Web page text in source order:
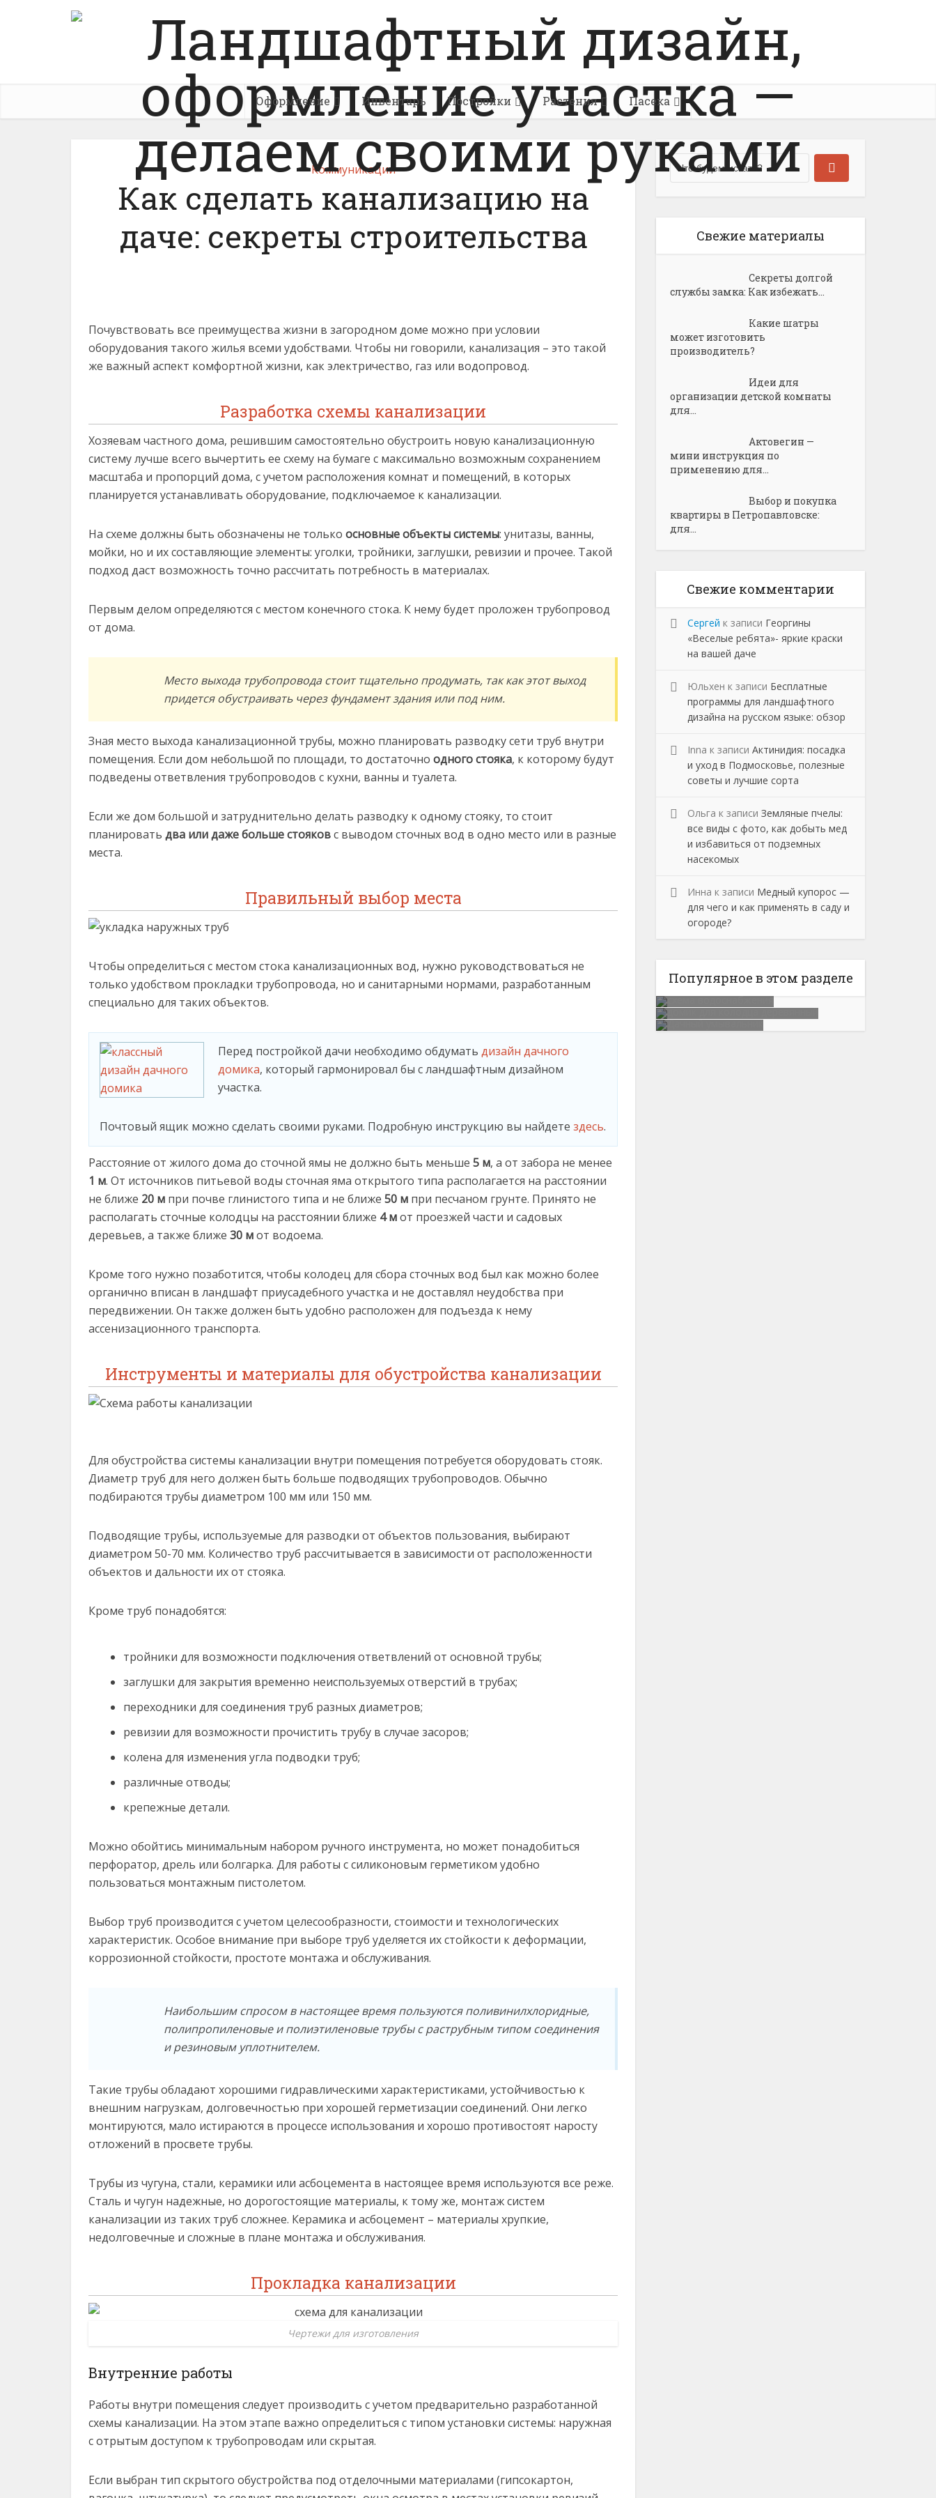
Оформление Инвентарь Постройки Растения Пасека
Коммуникации
Как сделать канализацию на
даче: секреты строительства
Почувствовать все преимущества жизни в загородном доме можно при условии
оборудования такого жилья всеми удобствами. Чтобы ни говорили, канализация – это такой
же важный аспект комфортной жизни, как электричество, газ или водопровод.
Разработка схемы канализации
Хозяевам частного дома, решившим самостоятельно обустроить новую канализационную
систему лучше всего вычертить ее схему на бумаге с максимально возможным сохранением
масштаба и пропорций дома, с учетом расположения комнат и помещений, в которых
планируется устанавливать оборудование, подключаемое к канализации.
На схеме должны быть обозначены не только основные объекты системы: унитазы, ванны,
мойки, но и их составляющие элементы: уголки, тройники, заглушки, ревизии и прочее. Такой
подход даст возможность точно рассчитать потребность в материалах.
Первым делом определяются с местом конечного стока. К нему будет проложен трубопровод
от дома.
Место выхода трубопровода стоит тщательно продумать, так как этот выход
придется обустраивать через фундамент здания или под ним.
Зная место выхода канализационной трубы, можно планировать разводку сети труб внутри
помещения. Если дом небольшой по площади, то достаточно одного стояка, к которому будут
подведены ответвления трубопроводов с кухни, ванны и туалета.
Если же дом большой и затруднительно делать разводку к одному стояку, то стоит
планировать два или даже больше стояковс выводом сточных вод в одно место или в разные
места.
Правильный выбор места
Чтобы определиться с местом стока канализационных вод, нужно руководствоваться не
только удобством прокладки трубопровода, но и санитарными нормами, разработанным
специально для таких объектов.
Перед постройкой дачи необходимо обдумать дизайн дачного
домика, который гармонировал бы с ландшафтным дизайном
участка.
Почтовый ящик можно сделать своими руками. Подробную инструкцию вы найдете здесь.
Расстояние от жилого дома до сточной ямы не должно быть меньше 5 м, а от забора не менее
1 м. От источников питьевой воды сточная яма открытого типа располагается на расстоянии
не ближе 20 м при почве глинистого типа и не ближе 50 м при песчаном грунте. Принято не
располагать сточные колодцы на расстоянии ближе 4 мот проезжей части и садовых
деревьев, а также ближе 30 мот водоема.
Кроме того нужно позаботится, чтобы колодец для сбора сточных вод был как можно более
органично вписан в ландшафт приусадебного участка и не доставлял неудобства при
передвижении. Он также должен быть удобно расположен для подъезда к нему
ассенизационного транспорта.
Инструменты и материалы для обустройства канализации
Для обустройства системы канализации внутри помещения потребуется оборудовать стояк.
Диаметр труб для него должен быть больше подводящих трубопроводов. Обычно
подбираются трубы диаметром 100 мм или 150 мм.
Подводящие трубы, используемые для разводки от объектов пользования, выбирают
диаметром 50-70 мм. Количество труб рассчитывается в зависимости от расположенности
объектов и дальности их от стояка.
Кроме труб понадобятся:
тройники для возможности подключения ответвлений от основной трубы;
заглушки для закрытия временно неиспользуемых отверстий в трубах;
переходники для соединения труб разных диаметров;
ревизии для возможности прочистить трубу в случае засоров;
колена для изменения угла подводки труб;
различные отводы;
крепежные детали.
Можно обойтись минимальным набором ручного инструмента, но может понадобиться
перфоратор, дрель или болгарка. Для работы с силиконовым герметиком удобно
пользоваться монтажным пистолетом.
Выбор труб производится с учетом целесообразности, стоимости и технологических
характеристик. Особое внимание при выборе труб уделяется их стойкости к деформации,
коррозионной стойкости, простоте монтажа и обслуживания.
Наибольшим спросом в настоящее время пользуются поливинилхлоридные,
полипропиленовые и полиэтиленовые трубы с раструбным типом соединения
и резиновым уплотнителем.
Такие трубы обладают хорошими гидравлическими характеристиками, устойчивостью к
внешним нагрузкам, долговечностью при хорошей герметизации соединений. Они легко
монтируются, мало истираются в процессе использования и хорошо противостоят наросту
отложений в просвете трубы.
Трубы из чугуна, стали, керамики или асбоцемента в настоящее время используются все реже.
Сталь и чугун надежные, но дорогостоящие материалы, к тому же, монтаж систем
канализации из таких труб сложнее. Керамика и асбоцемент – материалы хрупкие,
недолговечные и сложные в плане монтажа и обслуживания.
Прокладка канализации
Чертежи для изготовления
Внутренние работы
Работы внутри помещения следует производить с учетом предварительно разработанной
схемы канализации. На этом этапе важно определиться с типом установки системы: наружная
с отрытым доступом к трубопроводам или скрытая.
Если выбран тип скрытого обустройства под отделочными материалами (гипсокартон,
Свежие материалы
Секреты долгой
службы замка: Как избежать...
Какие шатры
может изготовить
производитель?
Идеи для
организации детской комнаты
для...
Актовегин —
мини инструкция по
применению для...
Выбор и покупка
квартиры в Петропавловске:
для...
Свежие комментарии
Сергей к записи Георгины
«Веселые ребята»- яркие краски
на вашей даче
Юльхен к записи Бесплатные
программы для ландшафтного
дизайна на русском языке: обзор
Inna к записи Актинидия: посадка
и уход в Подмосковье, полезные
советы и лучшие сорта
Ольга к записи Земляные пчелы:
все виды с фото, как добыть мед
и избавиться от подземных
насекомых
Инна к записи Медный купорос —
для чего и как применять в саду и
огороде?
Популярное в этом разделе